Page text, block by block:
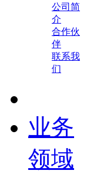
公司简
介
合作伙
伴
联系我
们
业务
领域